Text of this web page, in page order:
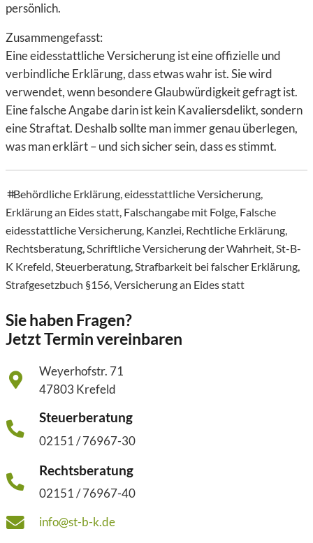
persönlich.
Zusammengefasst:
Eineeidesstattliche Versicherung ist eine offizielle und
verbindliche Erklärung, dass etwas wahr ist. Sie wird
verwendet, wenn besondere Glaubwürdigkeit gefragt ist.
Eine falsche Angabe darin ist kein Kavaliersdelikt, sondern
eine Straftat. Deshalb sollte man immer genau überlegen,
was man erklärt – und sich sicher sein, dass es stimmt.
tags
Behördliche Erklärung,eidesstattliche Versicherung,
Erklärung an Eides statt, Falschangabe mit Folge, Falsche
eidesstattliche Versicherung, Kanzlei, Rechtliche Erklärung,
Rechtsberatung,Schriftliche Versicherung der Wahrheit,St-B-
K Krefeld,Steuerberatung,Strafbarkeit bei falscher Erklärung,
Strafgesetzbuch §156,Versicherung an Eides statt
Sie haben Fragen?
Jetzt Termin vereinbaren
Weyerhofstr. 71
47803 Krefeld
Steuerberatung
02151 / 76967-30
Rechtsberatung
02151 / 76967-40
info@st-b-k.de